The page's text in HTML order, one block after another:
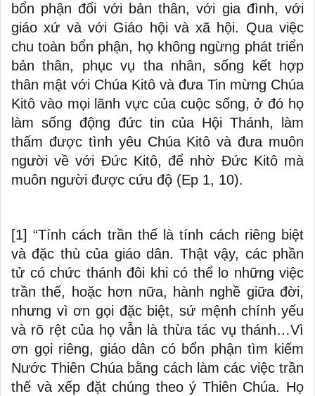
bổn phận đối với bản thân, với gia đình, với
giáo xứ và với Giáo hội và xã hội. Qua việc
chu toàn bổn phận, họ không ngừng phát triển
bản thân, phục vụ tha nhân, sống kết hợp
thân mật với Chúa Kitô và đưa Tin mừng Chúa
Kitô vào mọi lãnh vực của cuộc sống, ở đó họ
làm sống động đức tin của Hội Thánh, làm
thấm được tình yêu Chúa Kitô và đưa muôn
người về với Đức Kitô, để nhờ Đức Kitô mà
muôn người được cứu độ (Ep 1, 10).
[1] “Tính cách trần thế là tính cách riêng biệt
và đặc thù của giáo dân. Thật vậy, các phần
tử có chức thánh đôi khi có thể lo những việc
trần thế, hoặc hơn nữa, hành nghề giữa đời,
nhưng vì ơn gọi đặc biệt, sứ mệnh chính yếu
và rõ rệt của họ vẫn là thừa tác vụ thánh…Vì
ơn gọi riêng, giáo dân có bổn phận tìm kiếm
Nước Thiên Chúa bằng cách làm các việc trần
thế và xếp đặt chúng theo ý Thiên Chúa. Họ